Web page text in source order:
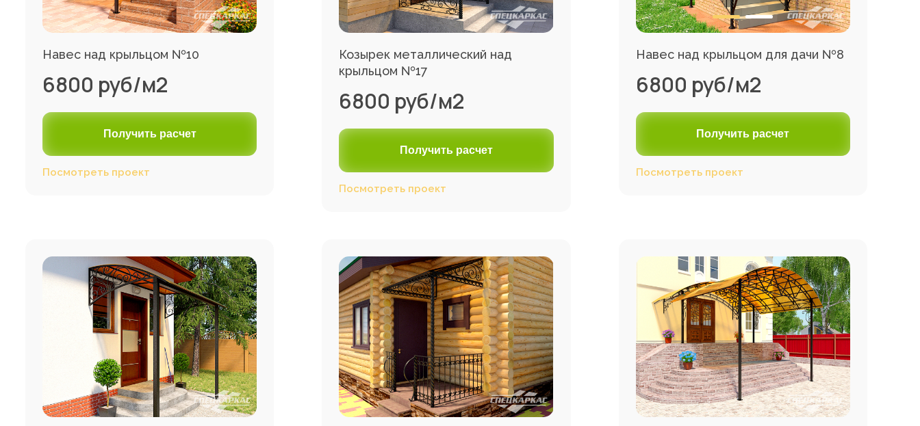
Навес над крыльцом №10
6800 руб/м2
Получить расчет
Посмотреть проект
Козырек металлический над
крыльцом №17
6800 руб/м2
Получить расчет
Посмотреть проект
Навес над крыльцом для дачи №8
6800 руб/м2
Получить расчет
Посмотреть проект